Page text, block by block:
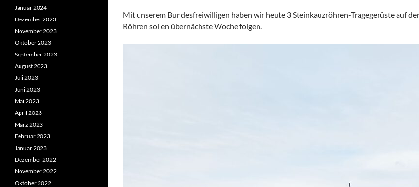
Mit unserem Bundesfreiwilligen haben wir heute 3 Steinkauzröhren-Tragegerüste auf
Röhren sollen übernächste Woche folgen.
Januar 2024
Dezember 2023
November 2023
Oktober 2023
September 2023
August 2023
Juli 2023
Juni 2023
Mai 2023
April 2023
März 2023
Februar 2023
Januar 2023
Dezember 2022
November 2022
Oktober 2022